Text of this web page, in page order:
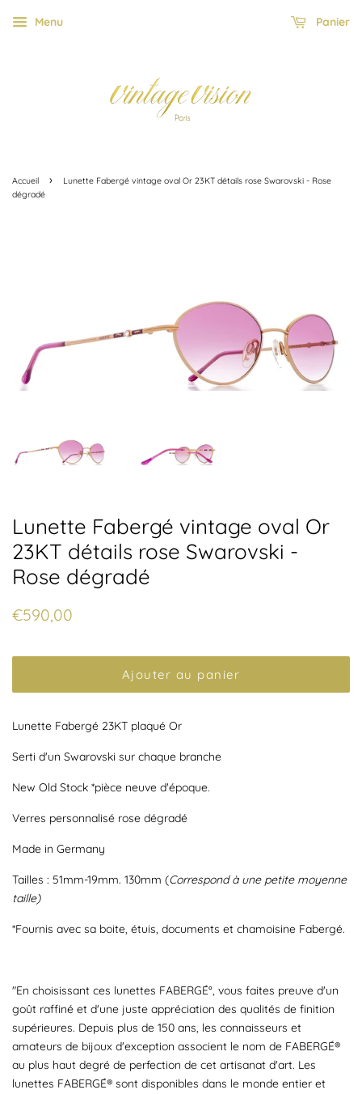
Menu Panier
Accueil ›
Lunette Fabergé vintage oval Or 23KT détails rose Swarovski - Rose
dégradé
Lunette Fabergé vintage oval Or
23KT détails rose Swarovski -
Rose dégradé
Prix
€590,00
Ajouter au panier
Lunette Fabergé 23KT plaqué Or
Serti d'un Swarovski sur chaque branche
New Old Stock *pièce neuve d'époque.
Verres personnalisé rose dégradé
Made in Germany
Tailles : 51mm-19mm. 130mm (Correspond à une petite moyenne
taille)
*Fournis avec sa boite, étuis, documents et chamoisine Fabergé.
"En choisissant ces lunettes FABERGÉ°, vous faites preuve d'un
goût raffiné et d'une juste appréciation des qualités de finition
supérieures. Depuis plus de 150 ans, les connaisseurs et
amateurs de bijoux d'exception associent le nom de FABERGÉ®
au plus haut degré de perfection de cet artisanat d'art. Les
lunettes FABERGÉ® sont disponibles dans le monde entier et